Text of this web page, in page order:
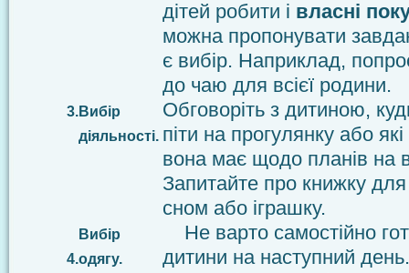
дітей робити і власні
можна пропонувати
є вибір. Наприклад,
до чаю для всієї родини.
3.Вибір
діяльності.
Обговоріть з дитиною,
піти на прогулянку або
вона має щодо планів на
Запитайте про книжку
сном або іграшку.
4.
Вибір
одягу.
Не варто самостійно
дитини на наступний